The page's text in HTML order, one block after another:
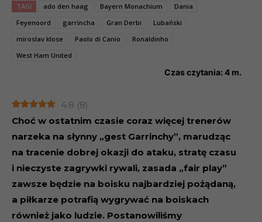
TAGI ado den haag Bayern Monachium
Dania
Feyenoord
garrincha Gran Derbi
Lubański
miroslav klose
Paolo di Canio
Ronaldinho
West Ham United
Czas czytania: 4 m.
4.8 (8)
Choć w ostatnim czasie coraz więcej trenerów
narzeka na słynny „gest Garrinchy”, marudząc
na tracenie dobrej okazji do ataku, stratę czasu
i nieczyste zagrywki rywali, zasada „fair play”
zawsze będzie na boisku najbardziej pożądaną,
a piłkarze potrafią wygrywać na boiskach
również jako ludzie. Postanowiliśmy